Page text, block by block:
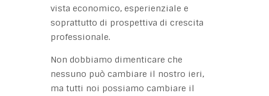
vista economico, esperienziale e
soprattutto di prospettiva di crescita
professionale.
Non dobbiamo dimenticare che
nessuno può cambiare il nostro ieri,
ma tutti noi possiamo cambiare il